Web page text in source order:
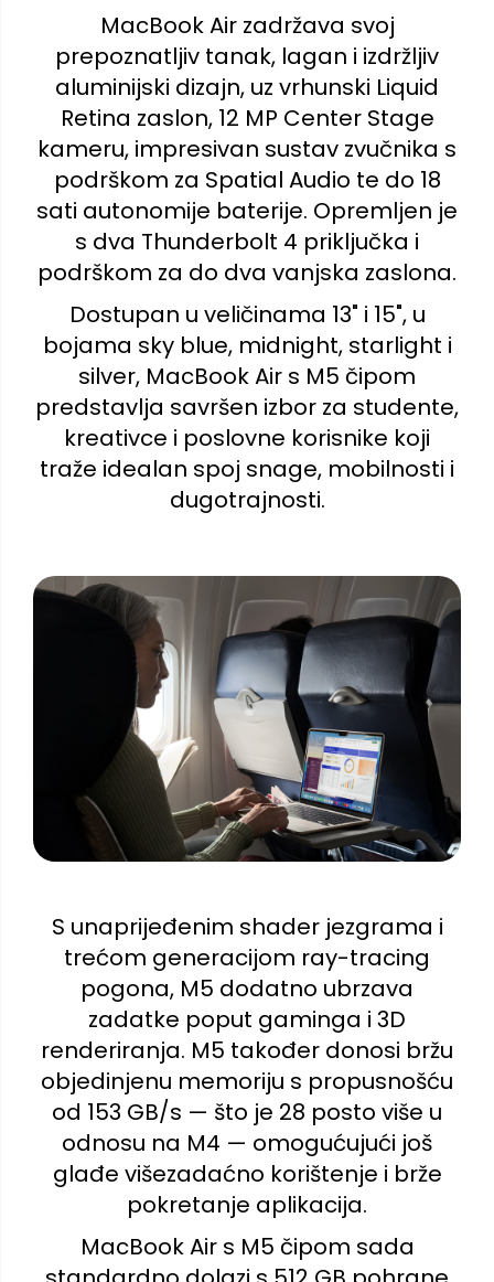
MacBook Air zadržava svoj
prepoznatljiv tanak, lagan i izdržljiv
aluminijski dizajn, uz vrhunski Liquid
Retina zaslon, 12 MP Center Stage
kameru, impresivan sustav zvučnika s
podrškom za Spatial Audio te do 18
sati autonomije baterije. Opremljen je
s dva Thunderbolt 4 priključka i
podrškom za do dva vanjska zaslona.
Dostupan u veličinama 13" i 15", u
bojama sky blue, midnight, starlight i
silver, MacBook Air s M5 čipom
predstavlja savršen izbor za studente,
kreativce i poslovne korisnike koji
traže idealan spoj snage, mobilnosti i
dugotrajnosti.
S unaprijeđenim shader jezgrama i
trećom generacijom ray-tracing
pogona, M5 dodatno ubrzava
zadatke poput gaminga i 3D
renderiranja. M5 također donosi bržu
objedinjenu memoriju s propusnošću
od 153 GB/s — što je 28 posto više u
odnosu na M4 — omogućujući još
glađe višezadaćno korištenje i brže
pokretanje aplikacija.
MacBook Air s M5 čipom sada